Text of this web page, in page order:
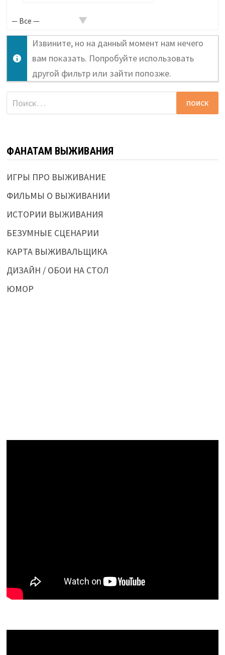
активности...
Извините, но на данный момент нам нечего
вам показать. Попробуйте использовать
другой фильтр или зайти попозже.
Найти:
ФАНАТАМ ВЫЖИВАНИЯ
ИГРЫ ПРО ВЫЖИВАНИЕ
ФИЛЬМЫ О ВЫЖИВАНИИ
ИСТОРИИ ВЫЖИВАНИЯ
БЕЗУМНЫЕ СЦЕНАРИИ
КАРТА ВЫЖИВАЛЬЩИКА
ДИЗАЙН / ОБОИ НА СТОЛ
ЮМОР